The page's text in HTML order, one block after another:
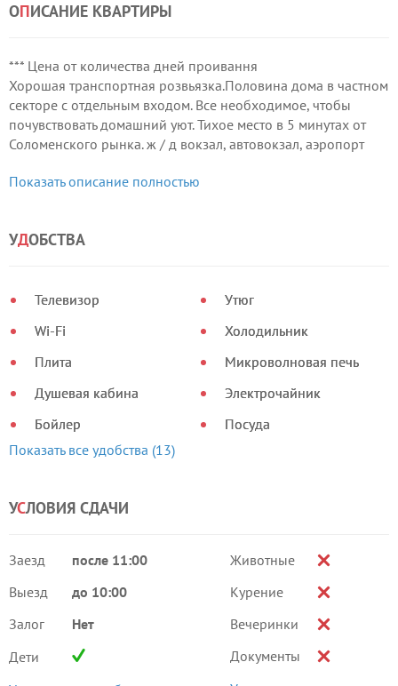
ОПИСАНИЕ КВАРТИРЫ
*** Цена от количества дней проивання
Хорошая транспортная розвьязка.Половина дома в частном
секторе с отдельным входом. Все необходимое, чтобы
почувствовать домашний уют. Тихое место в 5 минутах от
Соломенского рынка. ж / д вокзал, автовокзал, аэропорт
боулинг, бильярд), супермаркет, клиника - Амосова
Показать описание полностью
УДОБСТВА
Телевизор
Wi-Fi
Плита
Душевая кабина
Бойлер
Утюг
Холодильник
Микроволновая печь
Электрочайник
Посуда
Показать все удобства (13)
УСЛОВИЯ СДАЧИ
Заезд
после 11:00
Выезд
до 10:00
Залог
Нет
Дети
Животные
Курение
Вечеринки
Документы